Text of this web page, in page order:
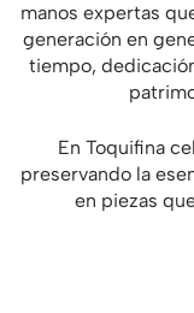
manos expertas
generación en
tiempo,
En Toquifina
preservando la
en piezas